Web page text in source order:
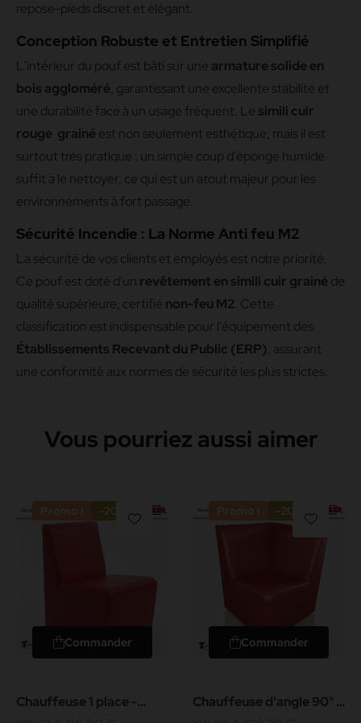
repose-pieds discret et élégant.
Conception Robuste et Entretien Simplifié
L'intérieur du pouf est bâti sur une armature solide en
bois aggloméré , garantissant une excellente stabilité et
une durabilité face à un usage fréquent. Le simili cuir
rouge grainéest non seulement esthétique, mais il est
surtout très pratique : un simple coup d'éponge humide
suffit à le nettoyer, ce qui est un atout majeur pour les
environnements à fort passage.
Sécurité Incendie : La Norme Anti feu M2
La sécurité de vos clients et employés est notre priorité.
Ce pouf est doté d'un revêtement en simili cuir grainéde
qualité supérieure, certifié non-feu M2 . Cette
classification est indispensable pour l'équipement des
Établissements Recevant du Public (ERP) , assurant
une conformité aux normes de sécurité les plus strictes.
Vous pourriez aussi aimer
-20%
Commander
Chauffeuse 1 place -
-20%
Commander
Chauffeuse d'angle 90° -